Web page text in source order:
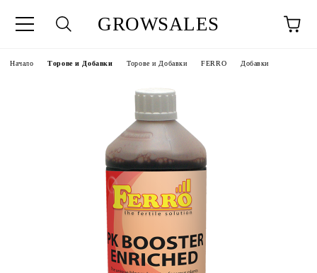
GROWSALES
Начало Торове и Добавки Торове и Добавки FERRO Добавки